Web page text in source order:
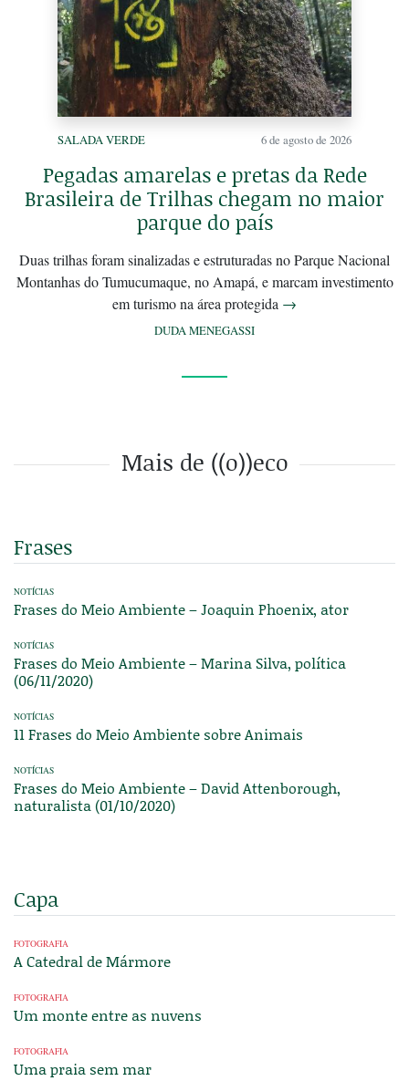
SALADA VERDE 6 de agosto de 2026
Pegadas amarelas e pretas da Rede
Brasileira de Trilhas chegam no maior
parque do país
Duas trilhas foram sinalizadas e estruturadas no Parque Nacional
Montanhas do Tumucumaque, no Amapá, e marcam investimento
em turismo na área protegida →
DUDA MENEGASSI
Mais de ((o))eco
Frases
NOTÍCIAS
Frases do Meio Ambiente – Joaquin Phoenix, ator
NOTÍCIAS
Frases do Meio Ambiente – Marina Silva, política
(06/11/2020)
NOTÍCIAS
11 Frases do Meio Ambiente sobre Animais
NOTÍCIAS
Frases do Meio Ambiente – David Attenborough,
naturalista (01/10/2020)
Capa
FOTOGRAFIA
A Catedral de Mármore
FOTOGRAFIA
Um monte entre as nuvens
FOTOGRAFIA
Uma praia sem mar